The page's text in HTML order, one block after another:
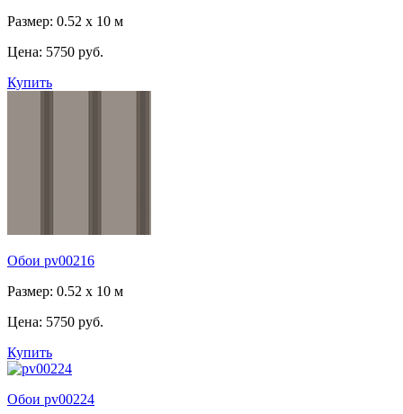
Размер: 0.52 x 10 м
Цена: 5750 руб.
Купить
Обои pv00216
Размер: 0.52 x 10 м
Цена: 5750 руб.
Купить
Обои pv00224